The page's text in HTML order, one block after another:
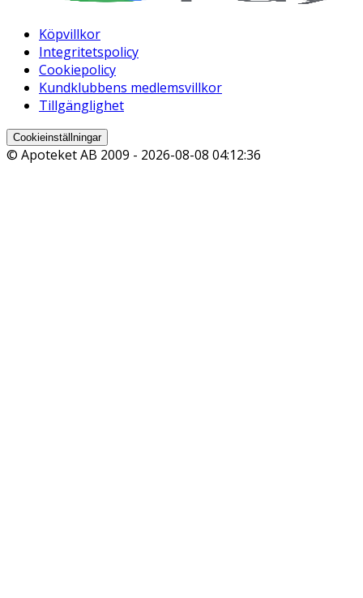
Köpvillkor
Integritetspolicy
Cookiepolicy
Kundklubbens medlemsvillkor
Tillgänglighet
Cookieinställningar
© Apoteket AB 2009 - 2026-08-08 04:12:36